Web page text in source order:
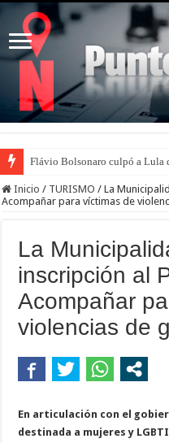
Flávio Bolsonaro culpó a Lula
Inicio / TURISMO / La
Acompañar para víctimas de
La
inscripción al
Acompañar
violencias de
En articulación con el
destinada a mujeres y